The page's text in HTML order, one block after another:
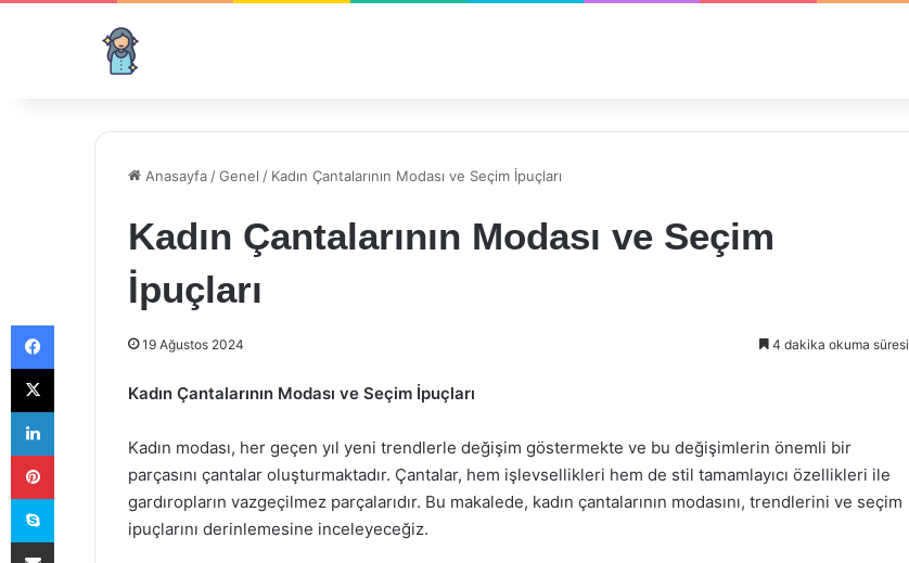
Anasayfa /Genel / Kadın Çantalarının Modası ve Seçim İpuçları
Kadın Çantalarının Modası ve Seçim
İpuçları
19 Ağustos 2024 4 dakika okuma süresi
Kadın Çantalarının Modası ve Seçim İpuçları
Kadın modası, her geçen yıl yeni trendlerle değişim göstermekte ve bu değişimlerin önemli bir
parçasını çantalar oluşturmaktadır. Çantalar, hem işlevsellikleri hem de stil tamamlayıcı özellikleri ile
gardıropların vazgeçilmez parçalarıdır. Bu makalede, kadın çantalarının modasını, trendlerini ve seçim
ipuçlarını derinlemesine inceleyeceğiz.
Facebook
X
LinkedIn
Pinterest
Skype
E-Posta ile paylaş